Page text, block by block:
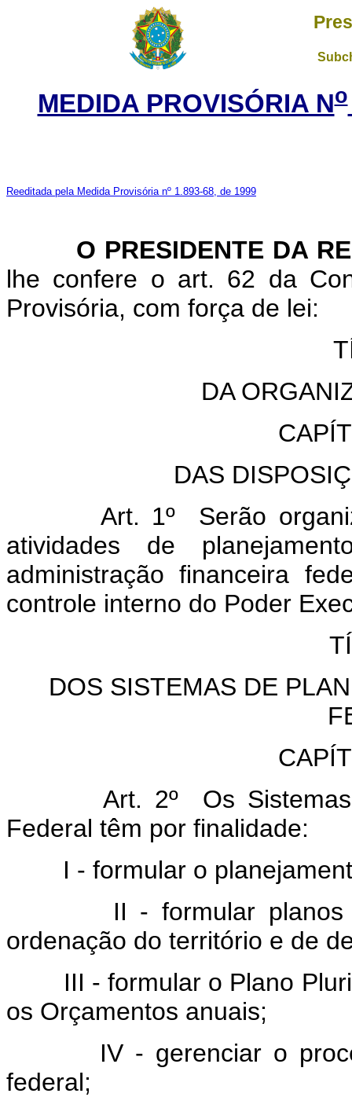
MEDIDA PROVISÓRIA No
Reeditada pela Medida Provisória nº 1.893-68, de 1999
O PRESIDENTE DA
lhe confere o art. 62 da
Provisória, com força de lei:
DA
DAS
Art. 1º Serão
atividades de
administração financeira
controle interno do Poder
DOS SISTEMAS DE
Art. 2º Os Sistemas de
Federal têm por finalidade:
I - formular o
II - formular planos
ordenação do território e de
III - formular o Plano
os Orçamentos anuais;
IV - gerenciar o
federal;